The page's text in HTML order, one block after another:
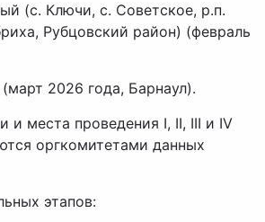
(с. Ключи, с. Советское, р.п.
Рубцовский район) (февраль
2026 года, Барнаул).
и места проведения I, II, III и IV
оргкомитетами данных
этапов: